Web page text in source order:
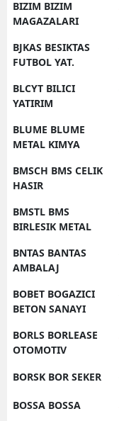
BIZIM BIZIM
MAGAZALARI
BJKAS BESIKTAS
FUTBOL YAT.
BLCYT BILICI
YATIRIM
BLUME BLUME
METAL KIMYA
BMSCH BMS CELIK
HASIR
BMSTL BMS
BIRLESIK METAL
BNTAS BANTAS
AMBALAJ
BOBET BOGAZICI
BETON SANAYI
BORLS BORLEASE
OTOMOTIV
BORSK BOR SEKER
BOSSA BOSSA